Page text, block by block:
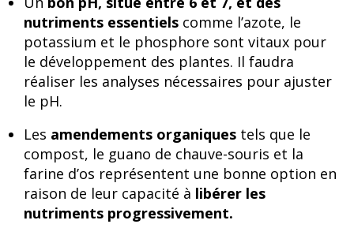
nutriments essentiels comme l’azote, le
potassium et le phosphore sont vitaux pour
le développement des plantes. Il faudra
réaliser les analyses nécessaires pour ajuster
le pH.
Les amendements organiques tels que le
compost, le guano de chauve-souris et la
farine d’os représentent une bonne option en
raison de leur capacité à libérer les
nutriments progressivement.